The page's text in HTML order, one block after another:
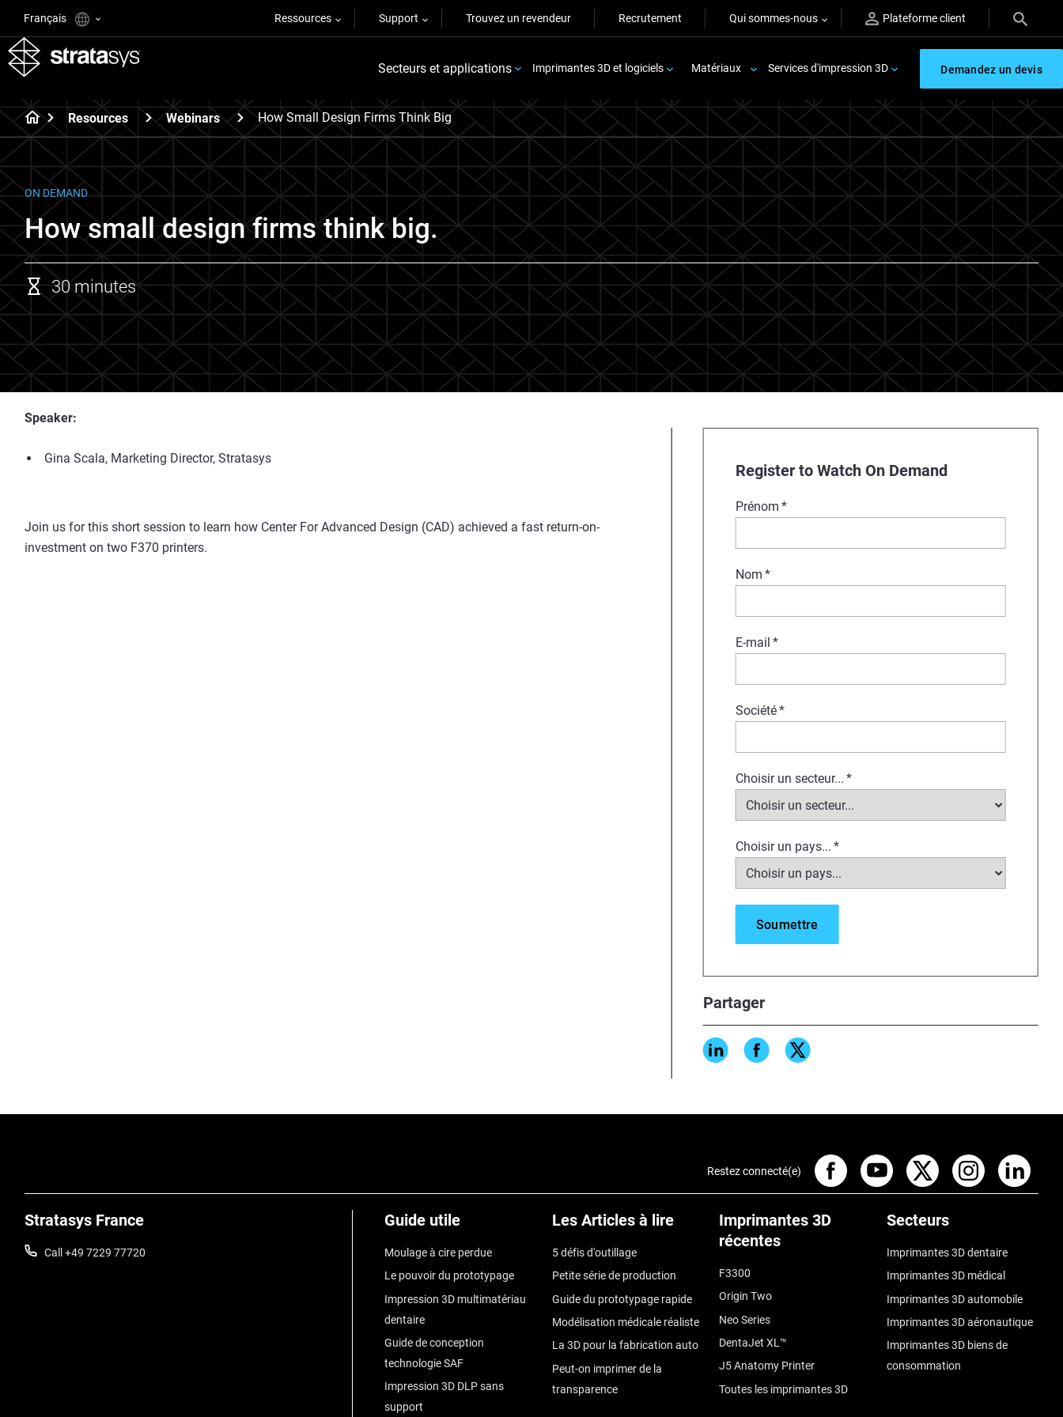
Français Ressources Support Trouvez un revendeur Recrutement Qui sommes-nous Plateforme client
Secteurs et applications Imprimantes 3D et logiciels Matériaux Services d'impression 3D Demandez un devis
Resources Webinars How Small Design Firms Think Big
ON DEMAND
How small design firms think big.
30 minutes
Register to Watch On Demand
Prénom *
Nom *
E-mail *
Société*
Choisir un secteur... *
Choisir un pays... *
Partager
Speaker:
Gina Scala, Marketing Director, Stratasys
Join us for this short session to learn how Center For Advanced Design (CAD) achieved a fast return-on-
investment on two F370 printers.
Stratasys France
Call +49 7229 77720
Guide utile
Moulage à cire perdue
Le pouvoir du prototypage
Impression 3D multimatériau
dentaire
Guide de conception
technologie SAF
Impression 3D DLP sans
support
Les Articles à lire
5 défis d'outillage
Petite série de production
Guide du prototypage rapide
Modélisation médicale réaliste
La 3D pour la fabrication auto
Peut-on imprimer de la
transparence
Imprimantes 3D
récentes
F3300
Origin Two
Neo Series
DentaJet XL™
J5 Anatomy Printer
Toutes les imprimantes 3D
Secteurs
Imprimantes 3D dentaire
Imprimantes 3D médical
Imprimantes 3D automobile
Imprimantes 3D aéronautique
Imprimantes 3D biens de
consommation
Restez connecté(e)